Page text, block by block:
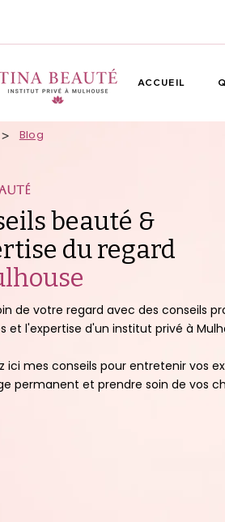
ACCUEIL
> Blog
beauté &
du regard
de votre regard avec des conseils
et l'expertise d'un institut privé à
ici mes conseils pour entretenir vos
permanent et prendre soin de vos